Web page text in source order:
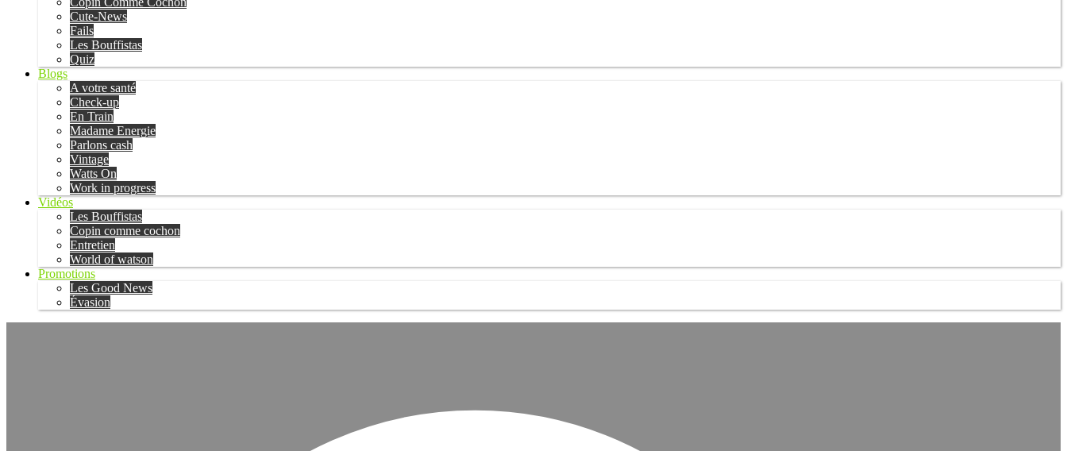
Cute-News
Fails
Les Bouffistas
Quiz
Blogs
A votre santé
Check-up
En Train
Madame Energie
Parlons cash
Vintage
Watts On
Work in progress
Vidéos
Les Bouffistas
Copin comme cochon
Entretien
World of watson
Promotions
Les Good News
Évasion